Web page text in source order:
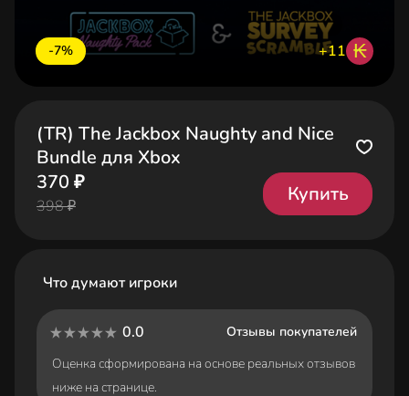
-7% +11 ₭
(TR) The Jackbox Naughty and Nice
Bundle для Xbox
370 ₽
398 ₽
Купить
Что думают игроки
0.0
Отзывы покупателей
Оценка сформирована на основе реальных отзывов
ниже на странице.